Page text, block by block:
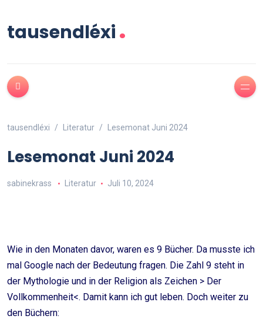
tausendléxi.
tausendléxi Literatur Lesemonat Juni 2024
Lesemonat Juni 2024
sabinekrass Literatur Juli 10, 2024
Wie in den Monaten davor, waren es 9 Bücher. Da musste ich
mal Google nach der Bedeutung fragen. Die Zahl 9 steht in
der Mythologie und in der Religion als Zeichen > Der
Vollkommenheit<. Damit kann ich gut leben. Doch weiter zu
den Büchern: